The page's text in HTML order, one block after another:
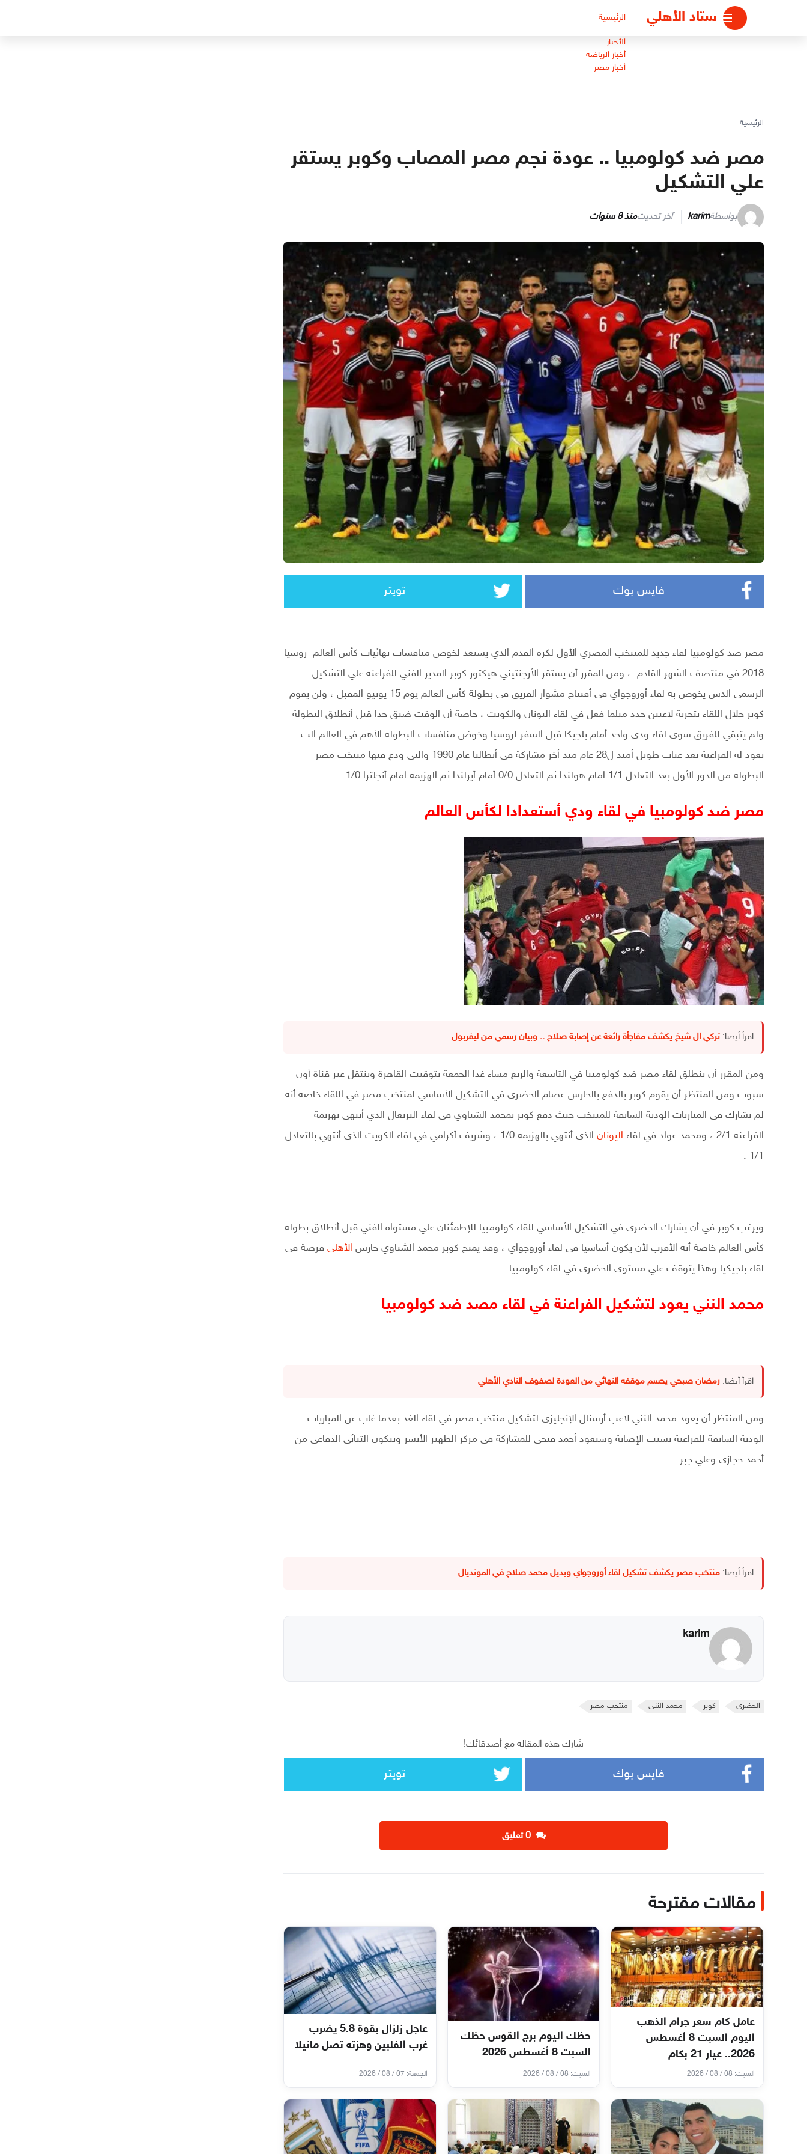
ستاد الأهلي الرئيسية
الأخبار
أخبار الرياضة
أخبار مصر
الرئيسية
مصر ضد كولومبيا .. عودة نجم مصر المصاب وكوبر يستقر
علي التشكيل
بواسطةkarim آخر تحديثمنذ 8 سنوات
فايس بوك تويتر
مصر ضد كولومبيا لقاء جديد للمنتخب المصري الأول لكرة القدم الذي يستعد لخوض منافسات نهائيات كأس العالم روسيا
2018 في منتصف الشهر القادم ، ومن المقرر أن يستقر الأرجنتيني هيكتور كوبر المدير الفني للفراعنة علي التشكيل
الرسمي الذس يخوض به لقاء أوروجواي في أفتتاح مشوار الفريق في بطولة كأس العالم يوم 15 يونيو المقبل ، ولن يقوم
كوبر خلال اللقاء بتجربة لاعبين جدد مثلما فعل في لقاء اليونان والكويت ، خاصة أن الوقت ضيق جدا قبل أنطلاق البطولة
ولم يتبقي للفريق سوي لقاء ودي واحد أمام بلجيكا قبل السفر لروسيا وخوض منافسات البطولة الأهم في العالم الت
يعود له الفراعنة بعد غياب طويل أمتد ل28 عام منذ أخر مشاركة في أيطاليا عام 1990 والتي ودع فيها منتخب مصر
البطولة من الدور الأول بعد التعادل 1/1 امام هولندا ثم التعادل 0/0 أمام أيرلندا ثم الهزيمة امام أنجلترا 1/0 .
مصر ضد كولومبيا في لقاء ودي أستعدادا لكأس العالم
اقرأ أيضا: تركي ال شيخ يكشف مفاجأة رائعة عن إصابة صلاح .. وبيان رسمي من ليفربول
ومن المقرر أن ينطلق لقاء مصر ضد كولومبيا في التاسعة والربع مساء غدا الجمعة بتوقيت القاهرة وينتقل عبر قناة أون
سبوت ومن المنتظر أن يقوم كوبر بالدفع بالحارس عصام الحضري في التشكيل الأساسي لمنتخب مصر في اللقاء خاصة أنه
لم يشارك في المباريات الودية السابقة للمنتخب حيث دفع كوبر بمحمد الشناوي في لقاء البرتغال الذي أنتهي بهزيمة
الفراعنة 2/1 ، ومحمد عواد في لقاء
اليونان
الذي أنتهي بالهزيمة 1/0 ، وشريف أكرامي في لقاء الكويت الذي أنتهي بالتعادل
1/1 .
ويرغب كوبر في أن يشارك الحضري في التشكيل الأساسي للقاء كولومبيا للإطمئنان علي مستواه الفني قبل أنطلاق بطولة
كأس العالم خاصة أنه الأقرب لأن يكون أساسيا في لقاء أوروجواي ، وقد يمنح كوبر محمد الشناوي حارس الأهلي فرصة في
لقاء بلجيكيا وهذا يتوقف علي مستوي الحضري في لقاء كولومبيا .
محمد النني يعود لتشكيل الفراعنة في لقاء مصد ضد كولومبيا
اقرأ أيضا: رمضان صبحي يحسم موقفه النهائي من العودة لصفوف النادي الأهلي
ومن المنتظر أن يعود محمد النني لاعب أرسنال الإنجليزي لتشكيل منتخب مصر في لقاء الغد بعدما غاب عن المباريات
الودية السابقة للفراعنة بسبب الإصابة وسيعود أحمد فتحي للمشاركة في مركز الظهير الأيسر ويتكون الثنائي الدفاعي من
أحمد حجازي وعلي جبر
اقرأ أيضا: منتخب مصر يكشف تشكيل لقاء أوروجواي وبديل محمد صلاح في المونديال
karim
الحضري كوبر محمد النني منتخب مصر
شارك هذه المقالة مع أصدقائك!
فايس بوك تويتر
‫0 تعليق
مقالات مقترحة
عامل كام سعر جرام الذهب
اليوم السبت 8 أغسطس
2026.. عيار 21 بكام
السبت: 08 / 08 / 2026
حظك اليوم برج القوس حظك
السبت 8 أغسطس 2026
السبت: 08 / 08 / 2026
عاجل زلزال بقوة 5.8 يضرب
غرب الفلبين وهزته تصل مانيلا
الجمعة: 07 / 08 / 2026